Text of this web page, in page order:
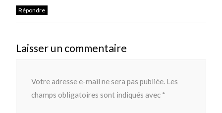
Répondre
Laisser un commentaire
Votre adresse e-mail ne sera pas publiée. Les
champs obligatoires sont indiqués avec *